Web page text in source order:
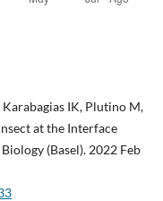
IK, Plutino M,
at the Interface
(Basel). 2022 Feb